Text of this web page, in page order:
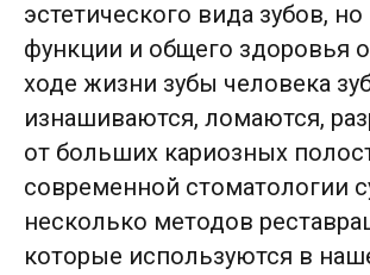
эстетического вида зубов,
функции и общего здоровья
ходе жизни зубы человека
изнашиваются, ломаются,
от больших кариозных
современной стоматологии
несколько методов
которые используются в